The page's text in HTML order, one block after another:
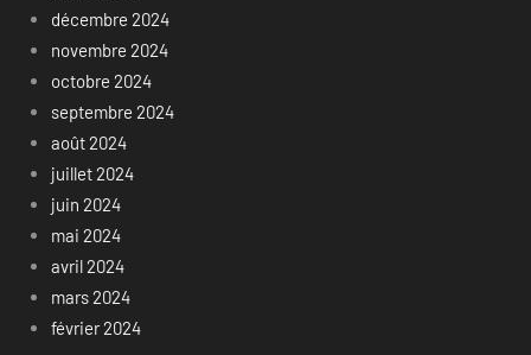
décembre 2024
novembre 2024
octobre 2024
septembre 2024
août 2024
juillet 2024
juin 2024
mai 2024
avril 2024
mars 2024
février 2024